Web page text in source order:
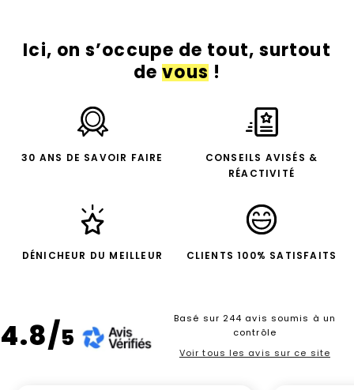
Ici, on s’occupe de tout, surtout
devous !
30 ANS DE SAVOIR FAIRE
CONSEILS AVISÉS &
RÉACTIVITÉ
DÉNICHEUR DU MEILLEUR CLIENTS 100% SATISFAITS
4.8/5
Basé sur 244 avis soumis à un
contrôle
Voir tous les avis sur ce site